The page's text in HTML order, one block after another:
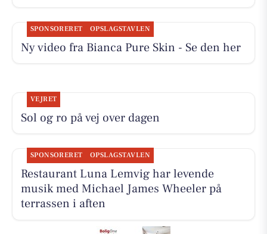
SPONSORERET OPSLAGSTAVLEN
Ny video fra Bianca Pure Skin - Se den her
VEJRET
Sol og ro på vej over dagen
SPONSORERET OPSLAGSTAVLEN
Restaurant Luna Lemvig har levende
musik med Michael James Wheeler på
terrassen i aften